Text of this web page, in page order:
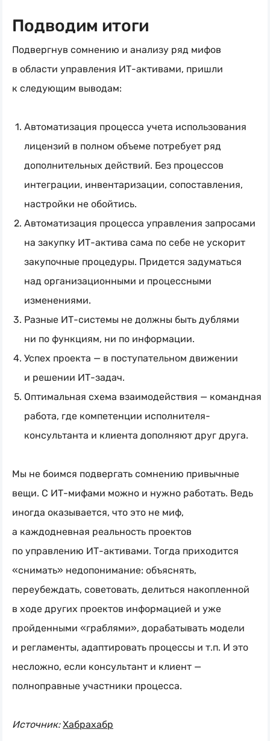
Подводим итоги
Подвергнув сомнению и анализу ряд мифов
в области управления ИТ-активами, пришли
к следующим выводам:
Автоматизация процесса учета использования
лицензий в полном объеме потребует ряд
дополнительных действий. Без процессов
интеграции, инвентаризации, сопоставления,
настройки не обойтись.
Автоматизация процесса управления запросами
на закупку ИТ-актива сама по себе не ускорит
закупочные процедуры. Придется задуматься
над организационными и процессными
изменениями.
Разные ИТ-системы не должны быть дублями
ни по функциям, ни по информации.
Успех проекта — в поступательном движении
и решении ИТ-задач.
Оптимальная схема взаимодействия — командная
работа, где компетенции исполнителя-
консультанта и клиента дополняют друг друга.
Мы не боимся подвергать сомнению привычные
вещи. С ИТ-мифами можно и нужно работать. Ведь
иногда оказывается, что это не миф,
а каждодневная реальность проектов
по управлению ИТ-активами. Тогда приходится
«снимать» недопонимание: объяснять,
переубеждать, советовать, делиться накопленной
в ходе других проектов информацией и уже
пройденными «граблями», дорабатывать модели
и регламенты, адаптировать процессы и т.п. И это
несложно, если консультант и клиент —
полноправные участники процесса.
Источник: Хабрахабр